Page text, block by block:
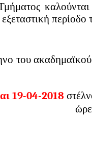
του
19-04-2018